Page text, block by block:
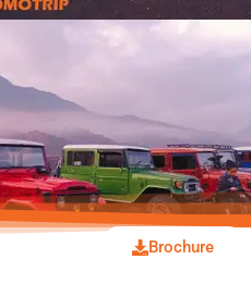
Brochure